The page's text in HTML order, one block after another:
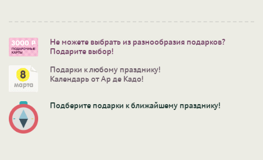
Не можете выбрать из разнообразия подарков?
Подарите выбор!
Подарки к любому празднику!
Календарь от Ар де Кадо!
Подберите подарки к ближайшему празднику!